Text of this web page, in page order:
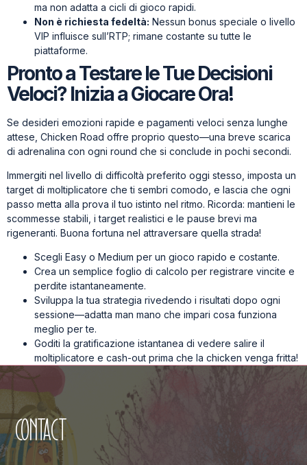
ma non adatta a cicli di gioco rapidi.
Non è richiesta fedeltà: Nessun bonus speciale o livello
VIP influisce sull’RTP; rimane costante su tutte le
piattaforme.
Pronto a Testare le Tue Decisioni
Veloci? Inizia a Giocare Ora!
Se desideri emozioni rapide e pagamenti veloci senza lunghe
attese, Chicken Road offre proprio questo—una breve scarica
di adrenalina con ogni round che si conclude in pochi secondi.
Immergiti nel livello di difficoltà preferito oggi stesso, imposta un
target di moltiplicatore che ti sembri comodo, e lascia che ogni
passo metta alla prova il tuo istinto nel ritmo. Ricorda: mantieni le
scommesse stabili, i target realistici e le pause brevi ma
rigeneranti. Buona fortuna nel attraversare quella strada!
Scegli Easy o Medium per un gioco rapido e costante.
Crea un semplice foglio di calcolo per registrare vincite e
perdite istantaneamente.
Sviluppa la tua strategia rivedendo i risultati dopo ogni
sessione—adatta man mano che impari cosa funziona
meglio per te.
Goditi la gratificazione istantanea di vedere salire il
moltiplicatore e cash-out prima che la chicken venga fritta!
Contact